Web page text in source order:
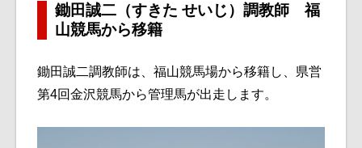
鋤田誠二（すきた せいじ）調教師 福
山競馬から移籍
鋤田誠二調教師は、福山競馬場から移籍し、県営
第4回金沢競馬から管理馬が出走します。